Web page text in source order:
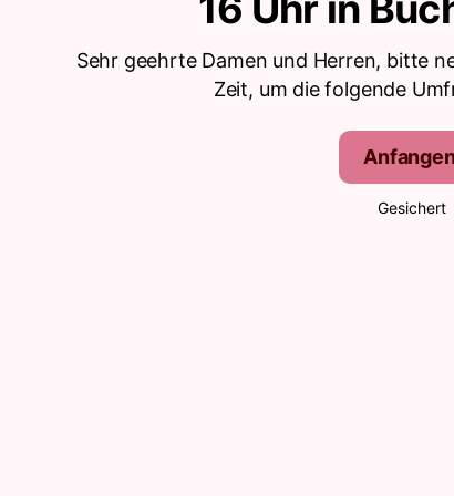
Sehr geehrte Damen und Herren, bitte
Zeit, um die folgende
Anfangen
Gesichert